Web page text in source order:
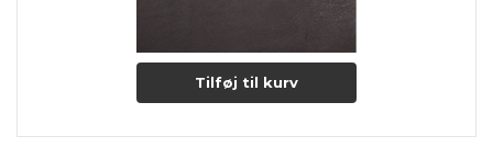
Tilføj til kurv